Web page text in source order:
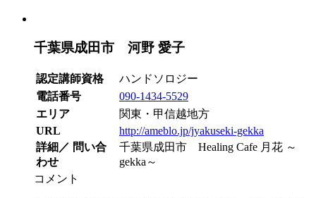
千葉県成田市 河野 愛子
認定講師資格
ハンドソロジー
電話番号
090-1434-5529
エリア
関東・甲信越地方
URL
http://ameblo.jp/jyakuseki-gekka
詳細／ 問い合
わせ
千葉県成田市 Healing Cafe 月花 ～
gekka～
コメント